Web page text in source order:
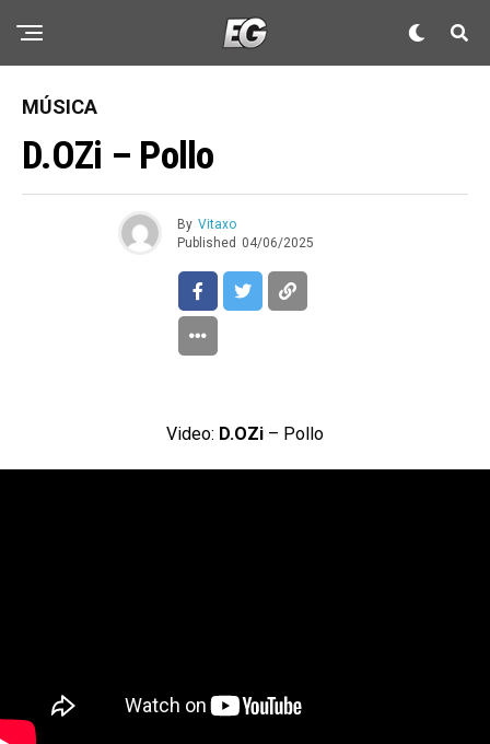
MÚSICA
D.OZi – Pollo
By Vitaxo
Published 04/06/2025
Video: D.OZi – Pollo